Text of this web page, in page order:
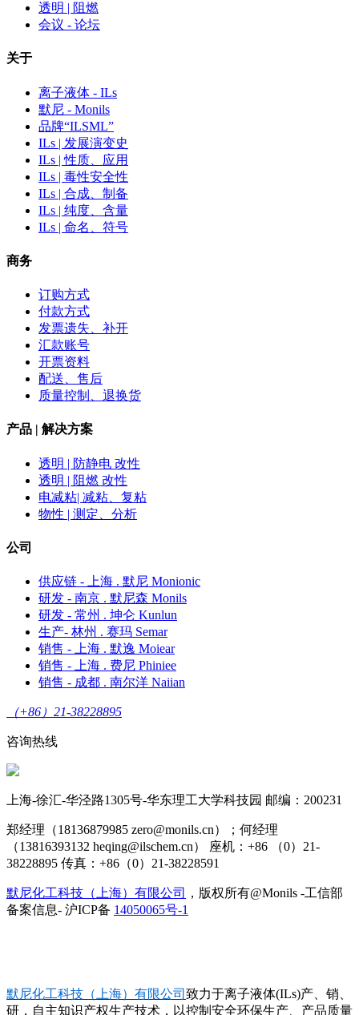
透明 | 阻燃
会议 - 论坛
关于
离子液体 - ILs
默尼 - Monils
品牌“ILSML”
ILs | 发展演变史
ILs | 性质、应用
ILs | 毒性安全性
ILs | 合成、制备
ILs | 纯度、含量
ILs | 命名、符号
商务
订购方式
付款方式
发票遗失、补开
汇款账号
开票资料
配送、售后
质量控制、退换货
产品 | 解决方案
透明 | 防静电 改性
透明 | 阻燃 改性
电减粘| 减粘、复粘
物性 | 测定、分析
公司
供应链 - 上海 . 默尼 Monionic
研发 - 南京 . 默尼森 Monils
研发 - 常州 . 坤仑 Kunlun
生产- 林州 . 赛玛 Semar
销售 - 上海 . 默逸 Moiear
销售 - 上海 . 费尼 Phiniee
销售 - 成都 . 南尔洋 Naiian
（+86）21-38228895
咨询热线
上海-徐汇-华泾路1305号-华东理工大学科技园 邮编：200231
郑经理（18136879985 zero@monils.cn）；何经理
（13816393132 heqing@ilschem.cn） 座机：+86 （0）21-
38228895 传真：+86（0）21-38228591
默尼化工科技（上海）有限公司
，版权所有@Monils -工信部
备案信息- 沪ICP备 14050065号-1
默尼化工科技（上海）有限公司 致力于离子液体(ILs)产、销、
研，自主知识产权生产技术，以控制安全环保生产、产品质量